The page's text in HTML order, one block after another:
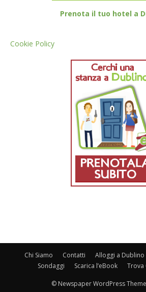
Prenota il tuo hotel a
Cookie Policy
Chi Siamo Contatti Alloggi a Dublino
Sondaggi
Scarica l’eBook Trova
© Newspaper WordPress